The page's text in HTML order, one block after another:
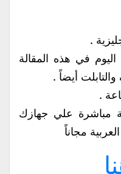
.
اليوم في هذه المقالة
أيضاً .
.
مباشرة علي جهازك
مجاناً